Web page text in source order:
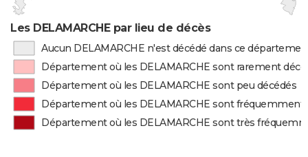
Les DELAMARCHE par lieu de décès
Aucun DELAMARCHE n'est décédé dans ce
Département où les DELAMARCHE sont rarement
Département où les DELAMARCHE sont peu décédés
Département où les DELAMARCHE sont fréquemment
Département où les DELAMARCHE sont très